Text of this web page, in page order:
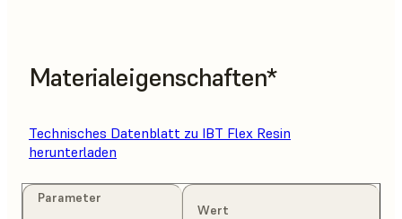
Materialeigenschaften*
Technisches Datenblatt zu IBT Flex Resin
herunterladen
Parameter
Wert